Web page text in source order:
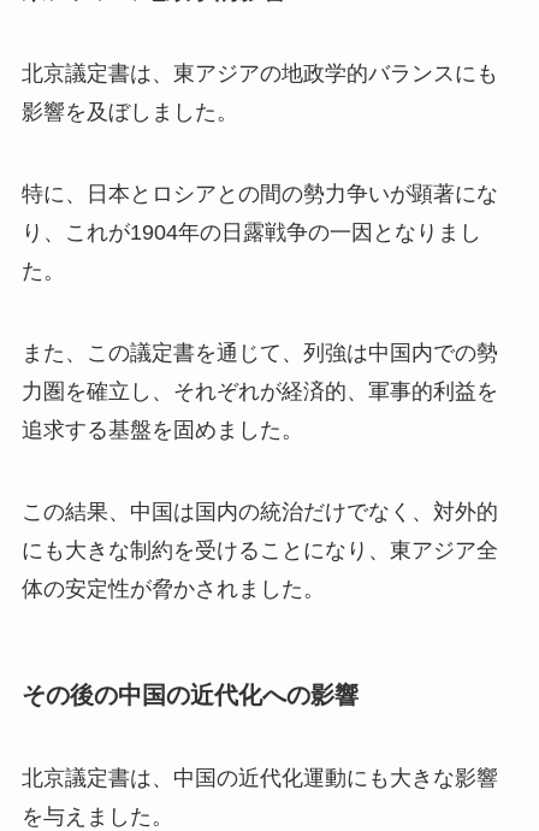
北京議定書は、東アジアの地政学的バランスにも
影響を及ぼしました。
特に、日本とロシアとの間の勢力争いが顕著にな
り、これが1904年の日露戦争の一因となりまし
た。
また、この議定書を通じて、列強は中国内での勢
力圏を確立し、それぞれが経済的、軍事的利益を
追求する基盤を固めました。
この結果、中国は国内の統治だけでなく、対外的
にも大きな制約を受けることになり、東アジア全
体の安定性が脅かされました。
その後の中国の近代化への影響
北京議定書は、中国の近代化運動にも大きな影響
を与えました。